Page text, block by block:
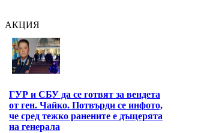
АКЦИЯ
ГУР и СБУ да се готвят за вендета
от ген. Чайко. Потвърди се инфото,
че сред тежко ранените е дъщерята
на генерала